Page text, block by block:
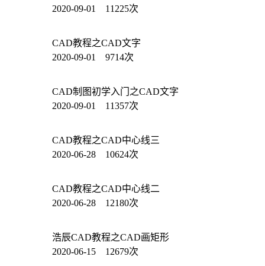
2020-09-01 11225次
CAD教程之CAD文字
2020-09-01 9714次
CAD制图初学入门之CAD文字
2020-09-01 11357次
CAD教程之CAD中心线三
2020-06-28 10624次
CAD教程之CAD中心线二
2020-06-28 12180次
浩辰CAD教程之CAD画矩形
2020-06-15 12679次